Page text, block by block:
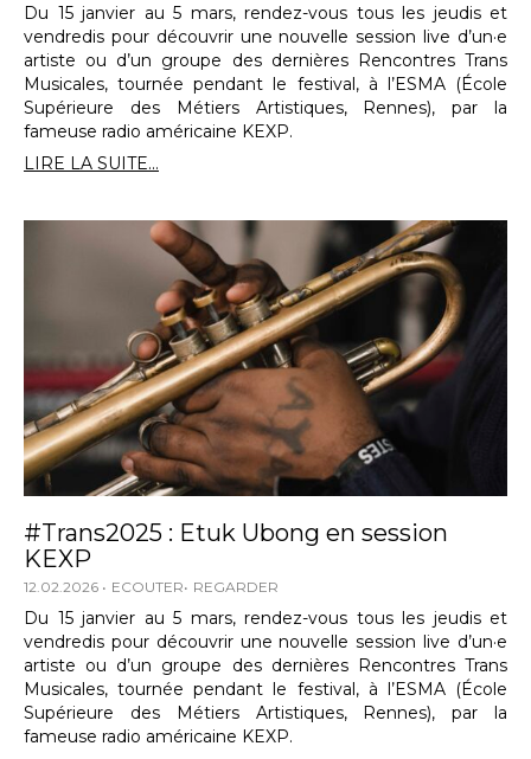
Du 15 janvier au 5 mars, rendez-vous tous les jeudis et
vendredis pour découvrir une nouvelle session live d’un·e
artiste ou d’un groupe des dernières Rencontres Trans
Musicales, tournée pendant le festival, à l’ESMA (École
Supérieure des Métiers Artistiques, Rennes), par la
fameuse radio américaine KEXP.
LIRE LA SUITE...
#Trans2025 : Etuk Ubong en session
KEXP
12.02.2026 ECOUTER REGARDER
Du 15 janvier au 5 mars, rendez-vous tous les jeudis et
vendredis pour découvrir une nouvelle session live d’un·e
artiste ou d’un groupe des dernières Rencontres Trans
Musicales, tournée pendant le festival, à l’ESMA (École
Supérieure des Métiers Artistiques, Rennes), par la
fameuse radio américaine KEXP.